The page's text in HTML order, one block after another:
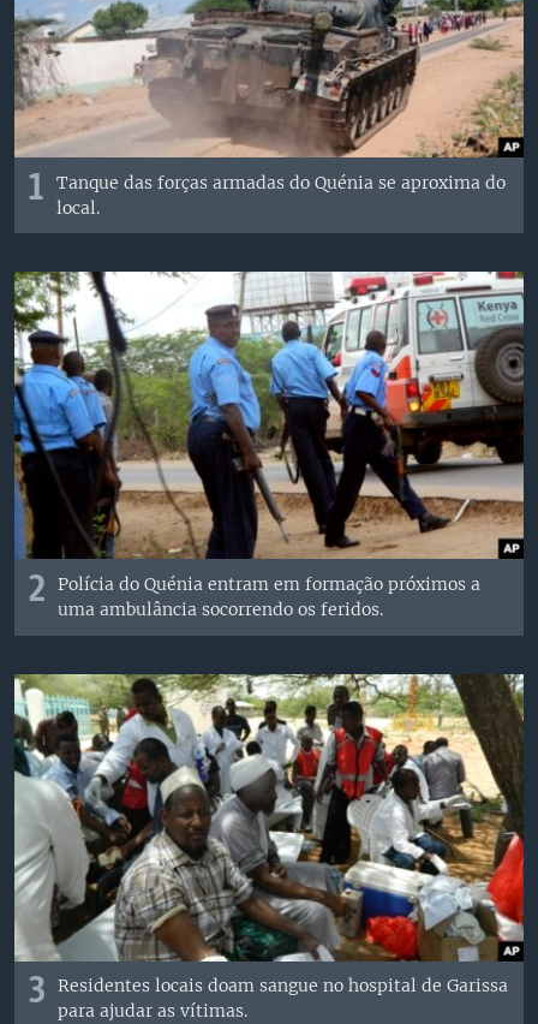
1
Tanque das forças armadas do Quénia se aproxima do
local.
2
Polícia do Quénia entram em formação próximos a
uma ambulância socorrendo os feridos.
3
Residentes locais doam sangue no hospital de Garissa
para ajudar as vítimas.